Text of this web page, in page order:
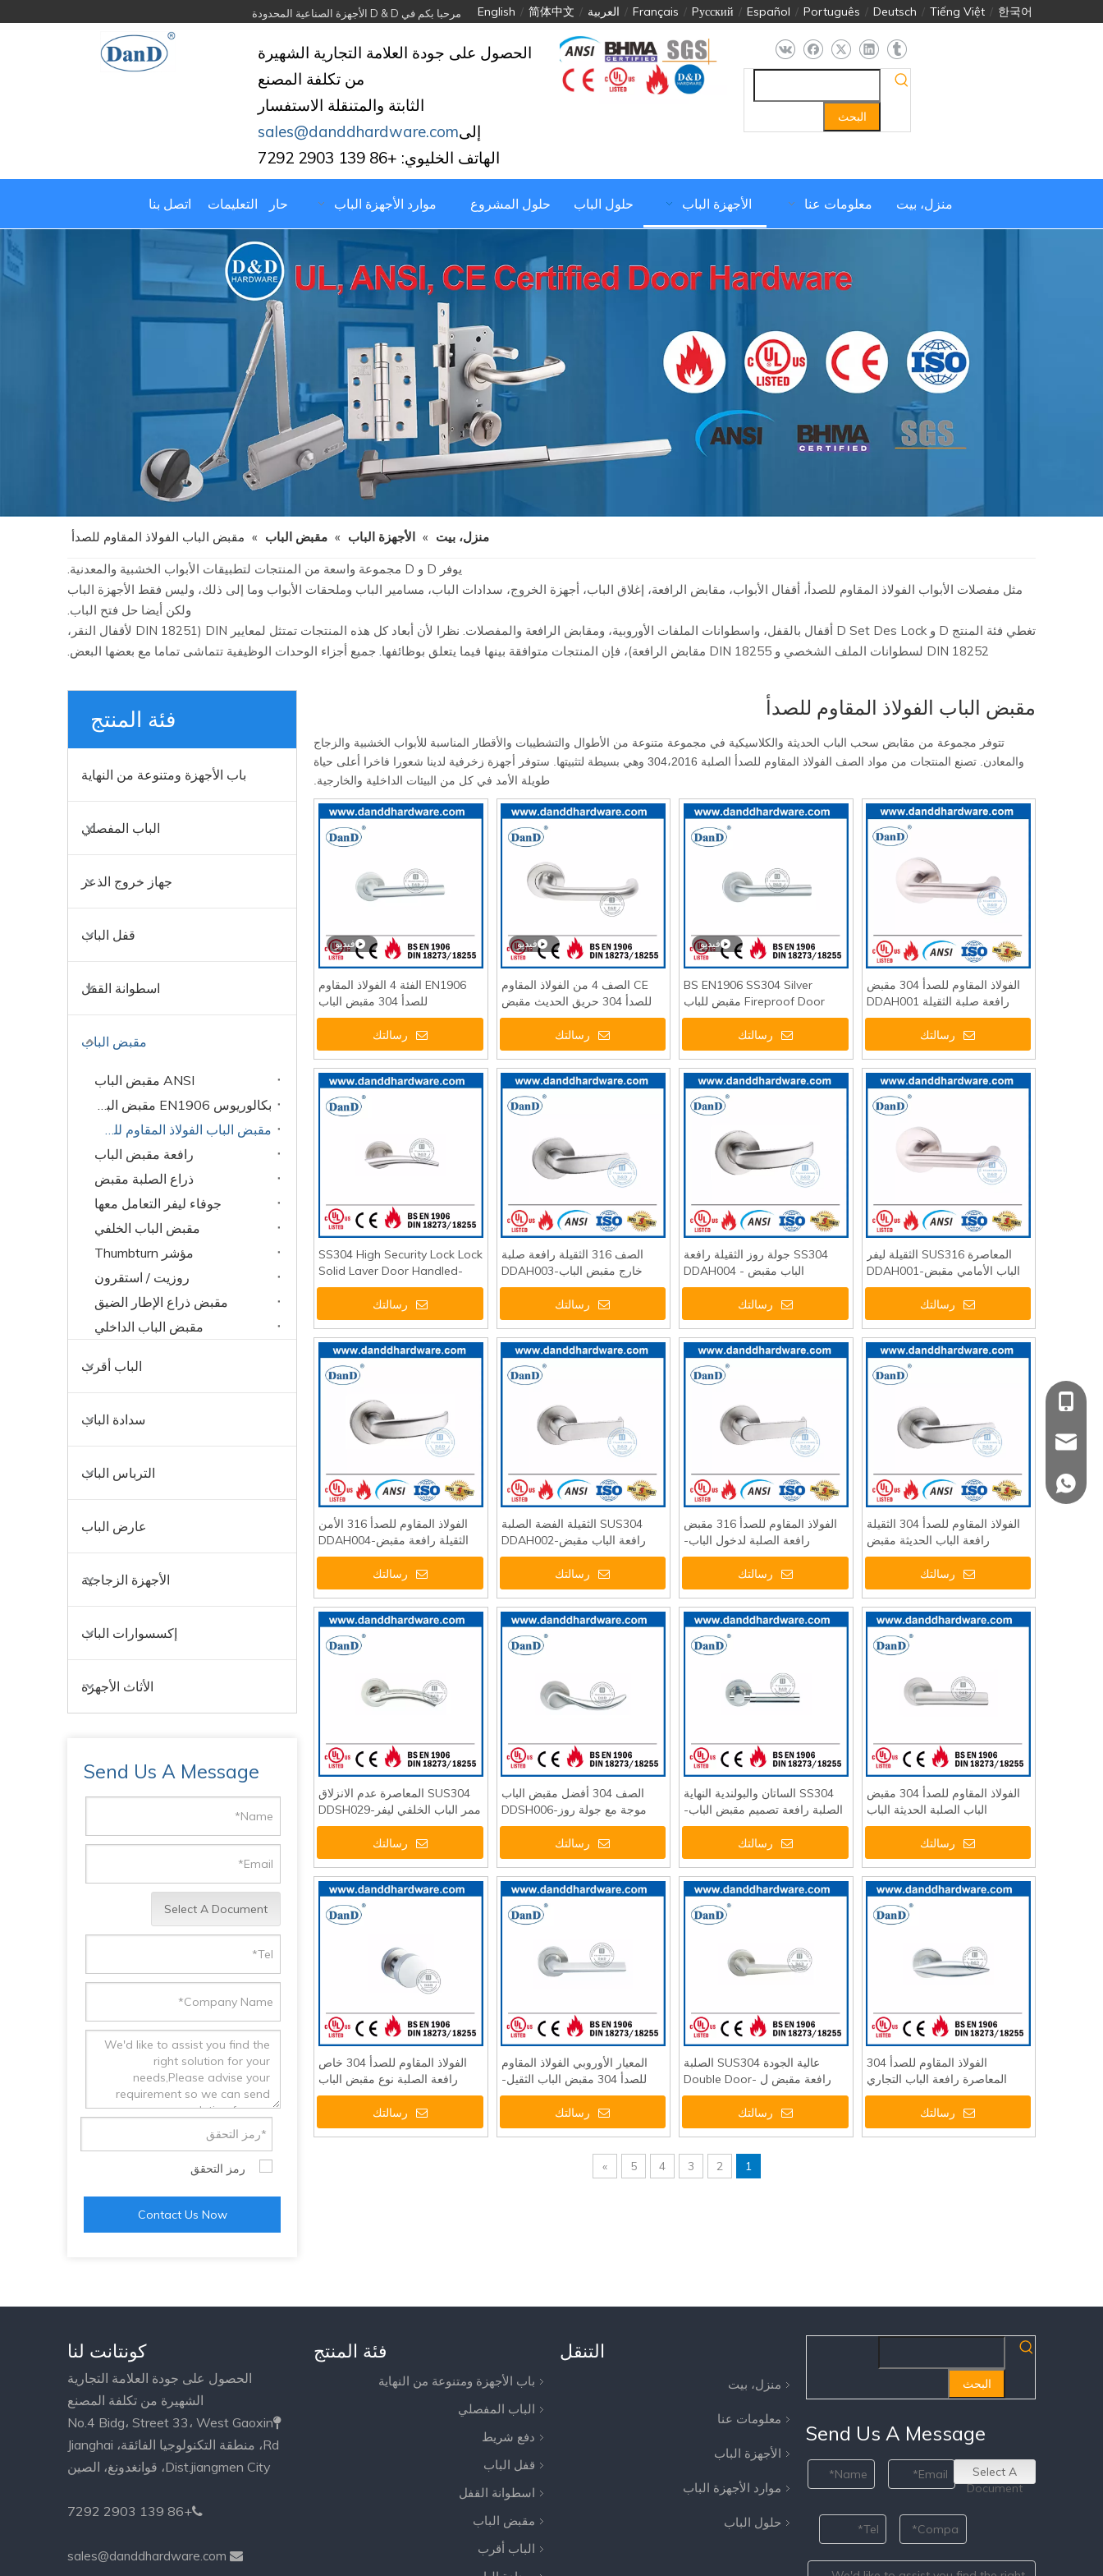
مرحبا بكم في D & D الأجهزة الصناعية المحدودة 한국어
/
Tiếng Việt
/
Deutsch
/
Português
/
Español
/
Pусский
/
Français
/ العربية /
简体中文
/
English
الحصول على جودة العلامة التجارية الشهيرة
من تكلفة المصنع
الثابتة والمتنقلة الاستفسار
إلىsales@danddhardware.com
الهاتف الخليوي: +86 139 2903 7292
البحث
منزل، بيت معلومات عنا الأجهزة الباب حلول الباب حلول المشروع موارد الأجهزة الباب حار التعليمات اتصل بنا
منزل، بيت » الأجهزة الباب » مقبض الباب » مقبض الباب الفولاذ المقاوم للصدأ
يوفر D و D مجموعة واسعة من المنتجات لتطبيقات الأبواب الخشبية والمعدنية.
مثل مفصلات الأبواب الفولاذ المقاوم للصدأ، أقفال الأبواب، مقابض الرافعة، إغلاق الباب، أجهزة الخروج، سدادات الباب، مسامير الباب وملحقات الأبواب وما إلى ذلك، وليس فقط الأجهزة الباب
ولكن أيضا حل فتح الباب.
تغطي فئة المنتج D و D Set Des Lock أقفال بالقفل، واسطوانات الملفات الأوروبية، ومقابض الرافعة والمفصلات. نظرا لأن أبعاد كل هذه المنتجات تمتثل لمعايير DIN (DIN 18251 لأقفال النقر،
DIN 18252 لسطوانات الملف الشخصي و DIN 18255 مقابض الرافعة)، فإن المنتجات متوافقة بينها فيما يتعلق بوظائفها. جميع أجزاء الوحدات الوظيفية تتماشى تماما مع بعضها البعض.
فئة المنتج
باب الأجهزة ومتنوعة من النهاية
الباب المفصلي
جهاز خروج الذعر
قفل الباب
اسطوانة القفل
مقبض الباب
ANSI مقبض الباب
بكالوريوس EN1906 مقبض الباب
مقبض الباب الفولاذ المقاوم للصدأ
رافعة مقبض الباب
ذراع الصلبة مقبض
جوفاء ليفر التعامل معها
مقبض الباب الخلفي
مؤشر Thumbturn
روزيت / استقرون
مقبض ذراع الإطار الضيق
مقبض الباب الداخلي
الباب أقرب
سدادة الباب
الترباس الباب
عارض الباب
الأجهزة الزجاجية
إكسسوارات الباب
الأثاث الأجهزة
Send Us A Message
Select A Document
Contact Us Now
مقبض الباب الفولاذ المقاوم للصدأ
تتوفر مجموعة من مقابض سحب الباب الحديثة والكلاسيكية في مجموعة متنوعة من الأطوال والتشطيبات والأقطار المناسبة للأبواب الخشبية والزجاج
والمعادن. تصنع المنتجات من مواد الصف الفولاذ المقاوم للصدأ الصلبة 304،2016 وهي بسيطة لتثبيتها. ستوفر أجهزة زخرفية لدينا شعورا فاخرا أعلى حياة
طويلة الأمد في كل من البيئات الداخلية والخارجية.
فيديو
EN1906 الفئة 4 الفولاذ المقاوم
للصدأ 304 مقبض الباب
رسالتك
فيديو
CE الصف 4 من الفولاذ المقاوم
للصدأ 304 حريق الحديث مقبض
الباب الداخلي DDTH001
رسالتك
فيديو
BS EN1906 SS304 Silver
Fireproof Door مقبض للباب
الأمامي - DDTH002
رسالتك
الفولاذ المقاوم للصدأ 304 مقبض
رافعة صلبة الثقيلة DDAH001
رسالتك
SS304 High Security Lock Lock
Solid Laver Door Handled-
DDSH043
رسالتك
الصف 316 الثقيلة رافعة صلبة
خارج مقبض الباب-DDAH003
رسالتك
SS304 جولة روز الثقيلة رافعة
الباب مقبض - DDAH004
رسالتك
المعاصرة SUS316 الثقيلة ليفر
الباب الأمامي مقبض-DDAH001
رسالتك
الفولاذ المقاوم للصدأ 316 الأمن
الثقيلة رافعة مقبض-DDAH004
رسالتك
SUS304 الثقيلة الفضة الصلبة
رافعة الباب مقبض-DDAH002
رسالتك
الفولاذ المقاوم للصدأ 316 مقبض
رافعة الصلبة لدخول الباب-
DDAH002
رسالتك
الفولاذ المقاوم للصدأ 304 الثقيلة
رافعة الباب الحديثة مقبض
DDAH003
رسالتك
SUS304 المعاصرة عدم الانزلاق
ممر الباب الخلفي ليفر-DDSH029
رسالتك
الصف 304 أفضل مقبض الباب
موجة مع جولة روز-DDSH006
رسالتك
SS304 الساتان والبولندية النهاية
الصلبة رافعة تصميم مقبض الباب-
DDSH034
رسالتك
الفولاذ المقاوم للصدأ 304 مقبض
الباب الصلبة الحديثة الباب
الأمامي-DDSH011
رسالتك
الفولاذ المقاوم للصدأ 304 خاص
رافعة الصلبة نوع مقبض الباب
جولة-DDSH039
رسالتك
المعيار الأوروبي الفولاذ المقاوم
للصدأ 304 مقبض الباب الثقيل-
DDSH016
رسالتك
عالية الجودة SUS304 الصلبة
رافعة مقبض ل Double Door-
DDSH044
رسالتك
الفولاذ المقاوم للصدأ 304
المعاصرة رافعة الباب التجاري
مقبض DDSH021
رسالتك
1
2
3
4
5
»
كونتانت لنا
الحصول على جودة العلامة التجارية
الشهيرة من تكلفة المصنع
No.4 Bidg، Street 33، West Gaoxin
Rd، منطقة التكنولوجيا الفائقة، Jianghai
Dist.jiangmen City، قوانغدونغ، الصين

+86 139 2903 7292

sales@danddhardware.com
فئة المنتج
باب الأجهزة ومتنوعة من النهاية
الباب المفصلي
دفع شريط
قفل الباب
اسطوانة القفل
مقبض الباب
الباب أقرب
التنقل
منزل، بيت
معلومات عنا
الأجهزة الباب
موارد الأجهزة الباب
حلول الباب
البحث
Send Us A Message
Select A
Document
+86 139 2903
+86 139 2903